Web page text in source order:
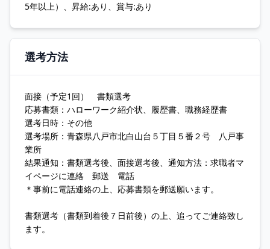
5年以上）、昇給:あり、賞与:あり
選考方法
面接（予定1回） 書類選考
応募書類：ハローワーク紹介状、履歴書、職務経歴書
選考日時：その他
選考場所：青森県八戸市北白山台５丁目５番２号 八戸事
業所
結果通知：書類選考後、面接選考後、通知方法：求職者マ
イページに連絡 郵送 電話
＊事前に電話連絡の上、応募書類を郵送願います。
書類選考（書類到着後７日前後）の上、追ってご連絡致し
ます。